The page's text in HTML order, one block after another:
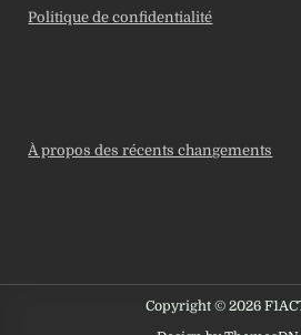
Politique de confidentialité
À propos des récents changements
Copyright © 2026